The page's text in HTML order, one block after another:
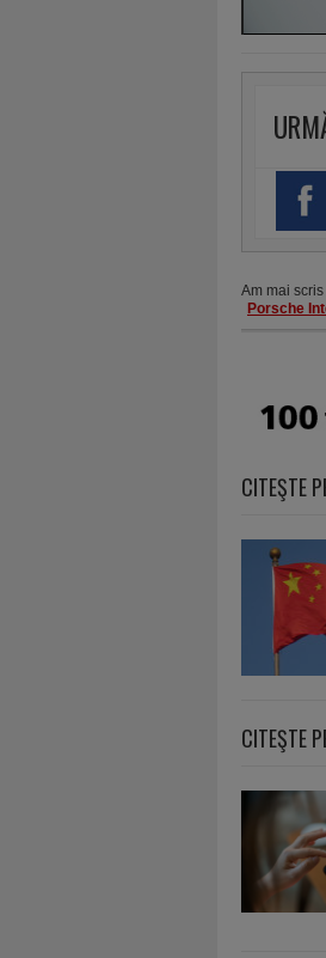
Am mai
Porsche
CITEŞTE
CITEŞTE